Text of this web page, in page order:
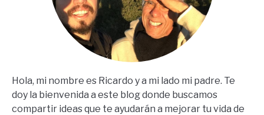
Hola, mi nombre es Ricardo y a mi lado mi padre. Te
doy la bienvenida a este blog donde buscamos
compartir ideas que te ayudarán a mejorar tu vida de